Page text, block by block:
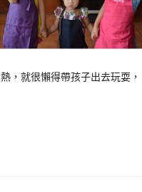
，就很懶得帶孩子出去玩耍